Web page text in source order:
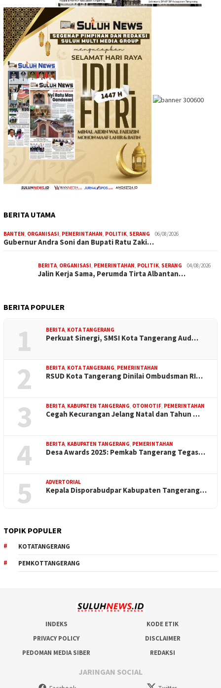
BERITA UTAMA
BANTEN ORGANISASI PEMERINTAHAN POLITIK SERANG 06/08/2026
Gubernur Andra Soni dan Bupati Ratu Zaki…
BERITA ORGANISASI PEMERINTAHAN POLITIK SERANG 04/08/2026
Jalin Kerja Sama, Perumda Tirta Albantan…
BERITA POPULER
1 BERITA KOTA TANGERANG
Perkuat Sinergi, SMSI Kota Tangerang Aud…
2 BERITA KOTA TANGERANG PEMERINTAHAN
RSUD Kota Tangerang Dinilai Ombudsman RI…
3 BERITA KABUPATEN TANGERANG OTOMOTIF PEMERINTAHAN
Cegah Kecurangan Jelang Natal dan Tahun …
4 BERITA KABUPATEN TANGERANG PEMERINTAHAN
Desa Awards 2025: Pemkab Tangerang Tegas…
5 ADVERTORIAL
Kepala Disporabudpar Kabupaten Tangerang…
TOPIK POPULER
KOTATANGERANG
PEMKOTTANGERANG
INDEKS
KODE ETIK
PRIVACY POLICY
DISCLAIMER
PEDOMAN MEDIA SIBER
REDAKSI
JARINGAN SOCIAL